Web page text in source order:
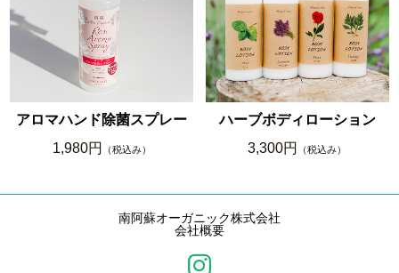
アロマハンド除菌スプレー
1,980円
（税込み）
ハーブボディローション
3,300円
（税込み）
南阿蘇オーガニック株式会社
会社概要